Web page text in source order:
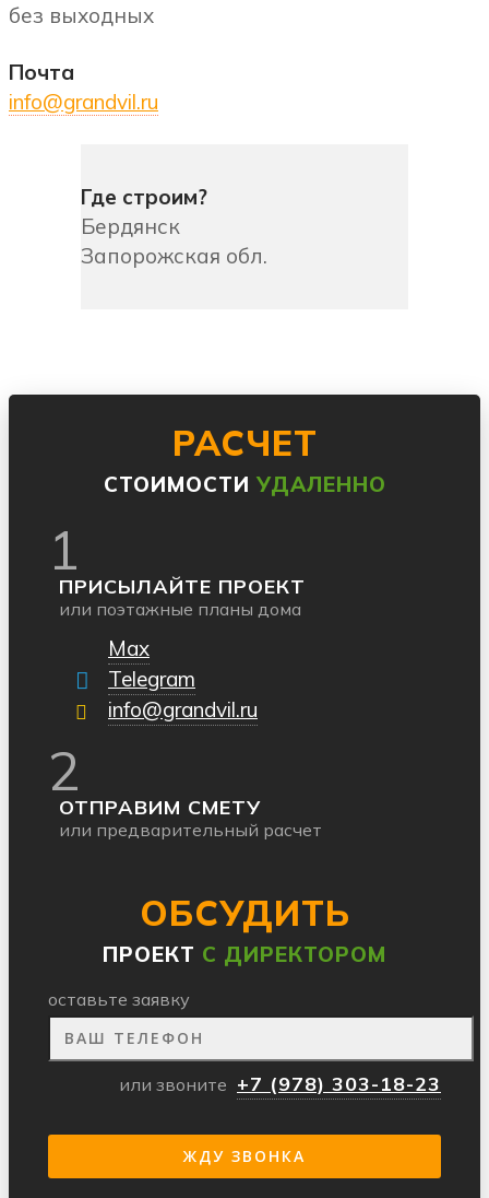
без выходных
Почта
info@grandvil.ru
Где строим?
Бердянск
Запорожская обл.
РАСЧЕТ
СТОИМОСТИ УДАЛЕННО
1
ПРИСЫЛАЙТЕ ПРОЕКТ
или поэтажные планы дома
Max
Telegram
info@grandvil.ru
2
ОТПРАВИМ СМЕТУ
или предварительный расчет
ОБСУДИТЬ
ПРОЕКТ С ДИРЕКТОРОМ
оставьте заявку
или звоните +7 (978) 303-18-23